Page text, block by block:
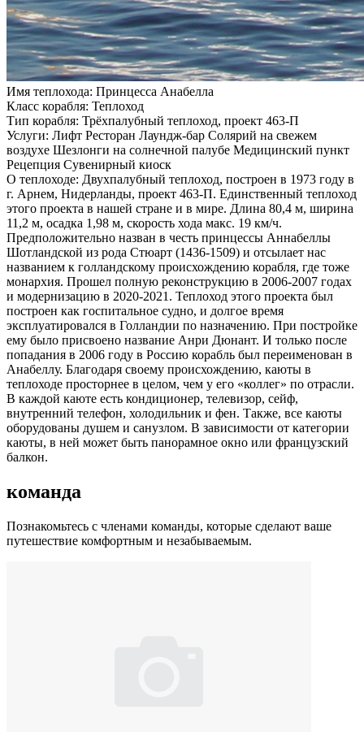
Имя теплохода: Принцесса Анабелла
Класс корабля: Теплоход
Тип корабля: Трёхпалубный теплоход, проект 463-П
Услуги: Лифт Ресторан Лаундж-бар Солярий на свежем
воздухе Шезлонги на солнечной палубе Медицинский пункт
Рецепция Сувенирный киоск
О теплоходе: Двухпалубный теплоход, построен в 1973 году в
г. Арнем, Нидерланды, проект 463-П. Единственный теплоход
этого проекта в нашей стране и в мире. Длина 80,4 м, ширина
11,2 м, осадка 1,98 м, скорость хода макс. 19 км/ч.
Предположительно назван в честь принцессы Аннабеллы
Шотландской из рода Стюарт (1436-1509) и отсылает нас
названием к голландскому происхождению корабля, где тоже
монархия. Прошел полную реконструкцию в 2006-2007 годах
и модернизацию в 2020-2021. Теплоход этого проекта был
построен как госпитальное судно, и долгое время
эксплуатировался в Голландии по назначению. При постройке
ему было присвоено название Анри Дюнант. И только после
попадания в 2006 году в Россию корабль был переименован в
Анабеллу. Благодаря своему происхождению, каюты в
теплоходе просторнее в целом, чем у его «коллег» по отрасли.
В каждой каюте есть кондиционер, телевизор, сейф,
внутренний телефон, холодильник и фен. Также, все каюты
оборудованы душем и санузлом. В зависимости от категории
каюты, в ней может быть панорамное окно или французский
балкон.
команда
Познакомьтесь с членами команды, которые сделают ваше
путешествие комфортным и незабываемым.